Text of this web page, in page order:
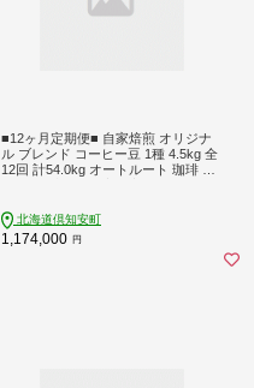
■12ヶ月定期便■ 自家焙煎 オリジナ
ル ブレンド コーヒー豆 1種 4.5kg 全
12回 計54.0kg オートルート 珈琲 コ
知安町
北海道倶知安町
1,174,000 円